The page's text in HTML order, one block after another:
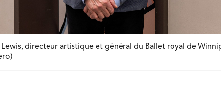
directeur artistique et général du Ballet royal de